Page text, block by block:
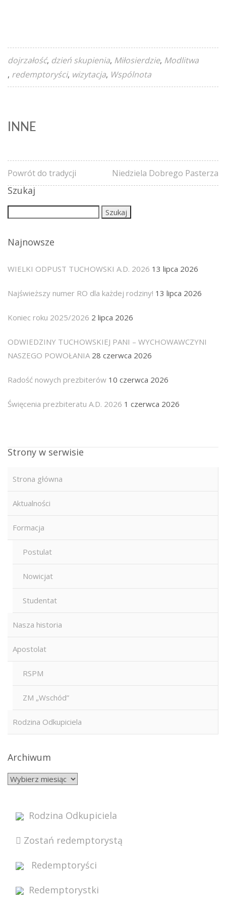
dojrzałość dzień skupienia Miłosierdzie Modlitwa
redemptoryści wizytacja Wspólnota
INNE
Powrót do tradycji Niedziela Dobrego Pasterza
Szukaj
Najnowsze
WIELKI ODPUST TUCHOWSKI A.D. 2026 13 lipca 2026
Najświeższy numer RO dla każdej rodziny! 13 lipca 2026
Koniec roku 2025/2026 2 lipca 2026
ODWIEDZINY TUCHOWSKIEJ PANI – WYCHOWAWCZYNI
NASZEGO POWOŁANIA 28 czerwca 2026
Radość nowych prezbiterów 10 czerwca 2026
Święcenia prezbiteratu A.D. 2026 1 czerwca 2026
Strony w serwisie
Strona główna
Aktualności
Formacja
Postulat
Nowicjat
Studentat
Nasza historia
Apostolat
RSPM
ZM „Wschód”
Rodzina Odkupiciela
Archiwum
Rodzina Odkupiciela
Zostań redemptorystą
Redemptoryści
Redemptorystki